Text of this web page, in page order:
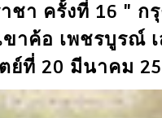
ชา ครั้งที่ 16 " ก
าค้อ เพชรบูรณ์ เ
ย์ที่ 20 มีนาคม